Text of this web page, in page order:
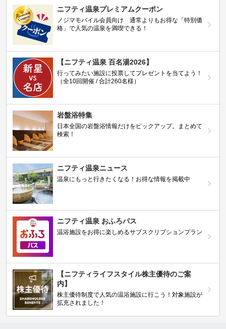
ニフティ温泉プレミアムクーポン
ノジマモバイル会員向け 通常よりもお得な「特別価
格」で人気の温泉を満喫できる！
【ニフティ温泉 百名湯2026】
行ってみたい施設に投票してプレゼントを当てよう！
（全10回開催 / 合計260名様）
岩盤浴特集
日本全国の岩盤浴情報だけをピックアップ。まとめて
検索！
ニフティ温泉ニュース
温泉にもっと行きたくなる！お得な情報を掲載中
ニフティ温泉 おふろパス
温浴施設をお得に楽しめるサブスクリプションプラン
【ニフティライフスタイル株主優待のご案
内】
株主優待制度で人気の温浴施設に行こう！対象施設が
拡充されました！